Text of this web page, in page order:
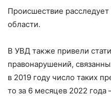
Происшествие
области.
В УВД также привели
правонарушений,
в 2019 году число таких
то за 6 месяцев 2022